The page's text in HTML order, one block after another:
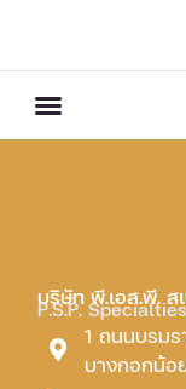
บริษัท พี.เอส.พี. ส
P.S.P.
1 ถนนบรม
บางกอกน้อ